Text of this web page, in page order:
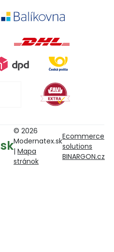
© 2026
Modernatex.sk
| Mapa
stránok
Ecommerce
solutions
BINARGON.cz